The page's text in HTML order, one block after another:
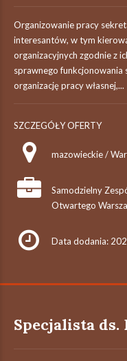
Organizowanie pracy
interesantów, w tym
organizacyjnych zgodnie z
sprawnego
organizację pracy własnej,...
SZCZEGÓŁY OFERTY
mazowieckie /
Samodzielny
Otwartego
Data dodania:
Specjalista ds.